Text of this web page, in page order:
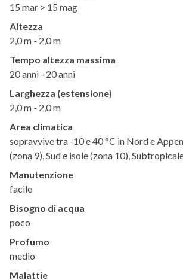
15 mar > 15 mag
Altezza
2,0 m - 2,0 m
Tempo altezza massima
20 anni - 20 anni
Larghezza (estensione)
2,0 m - 2,0 m
Area climatica
sopravvive tra -10 e 40 °C in Nord e
(zona 9), Sud e isole (zona 10),
Manutenzione
facile
Bisogno di acqua
poco
Profumo
medio
Malattie